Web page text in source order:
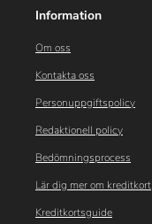
Information
Om oss
Kontakta oss
Personuppgiftspolicy
Redaktionell policy
Bedömningsprocess
Lär dig mer om kreditkort
Kreditkortsguide